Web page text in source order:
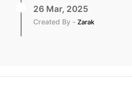
26 Mar, 2025
Created By - Zarak